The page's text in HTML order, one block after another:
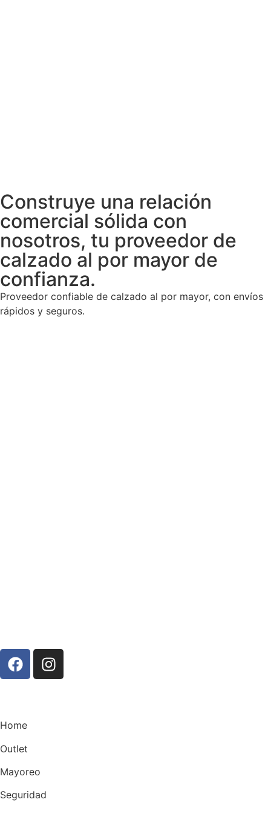
Construye una relación
comercial sólida con
nosotros, tu proveedor de
calzado al por mayor de
confianza.
Proveedor confiable de calzado al por mayor, con envíos
rápidos y seguros.
Home
Outlet
Mayoreo
Seguridad